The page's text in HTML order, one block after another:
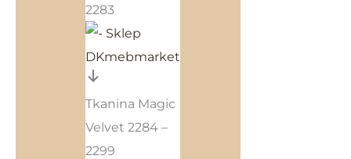
2283
Tkanina Magic
Velvet 2284 –
2299